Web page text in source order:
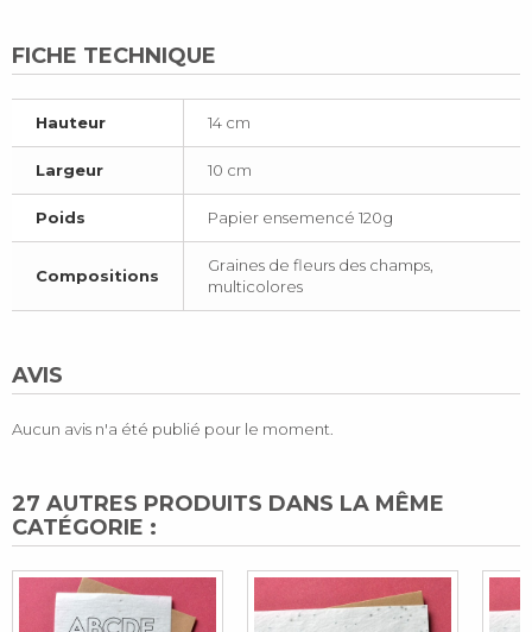
FICHE TECHNIQUE
Hauteur 14 cm
Largeur 10 cm
Poids Papier ensemencé 120g
Compositions
Graines de fleurs des champs,
multicolores
AVIS
Aucun avis n'a été publié pour le moment.
27 AUTRES PRODUITS DANS LA MÊME
CATÉGORIE :